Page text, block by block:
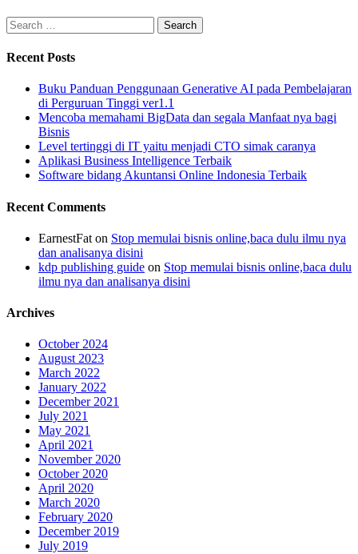
Search
for:
Recent Posts
Buku Panduan Penggunaan Generative AI pada Pembelajaran
di Perguruan Tinggi ver1.1
Mencoba memahami BigData dan segala Manfaat nya bagi
Bisnis
Level tertinggi di IT yaitu menjadi CTO simak caranya
Aplikasi Business Intelligence Terbaik
Software bidang Akuntansi Online Indonesia Terbaik
Recent Comments
EarnestFat on Stop memulai bisnis online,baca dulu ilmu nya
dan analisanya disini
kdp publishing guide on Stop memulai bisnis online,baca dulu
ilmu nya dan analisanya disini
Archives
October 2024
August 2023
March 2022
January 2022
December 2021
July 2021
May 2021
April 2021
November 2020
October 2020
April 2020
March 2020
February 2020
December 2019
July 2019